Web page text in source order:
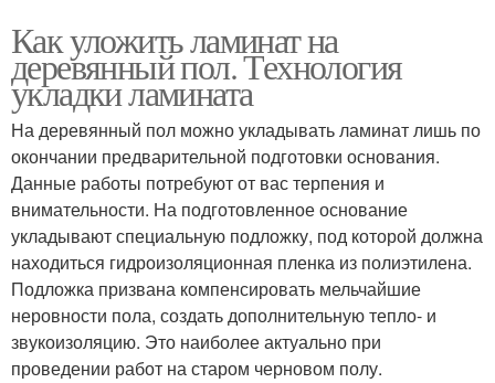
Как уложить ламинат на
деревянный пол. Технология
укладки ламината
На деревянный пол можно укладывать ламинат лишь по
окончании предварительной подготовки основания.
Данные работы потребуют от вас терпения и
внимательности. На подготовленное основание
укладывают специальную подложку, под которой должна
находиться гидроизоляционная пленка из полиэтилена.
Подложка призвана компенсировать мельчайшие
неровности пола, создать дополнительную тепло- и
звукоизоляцию. Это наиболее актуально при
проведении работ на старом черновом полу.